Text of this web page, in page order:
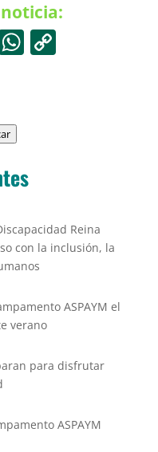
l
W
p
p
Reina
con la inclusión, la
ASPAYM el
verano
para disfrutar
ASPAYM